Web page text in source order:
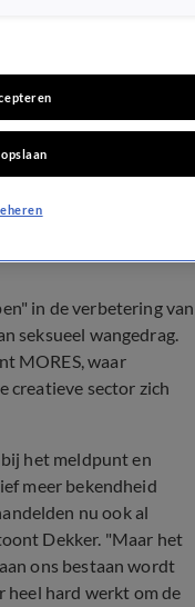
maakt
MeToo-
in de verbetering van
seksueel wangedrag.
MORES, waar
creatieve sector zich
bij het meldpunt en
meer bekendheid
nu ook al
Dekker. "Maar het
ons bestaan wordt
heel hard werkt om de